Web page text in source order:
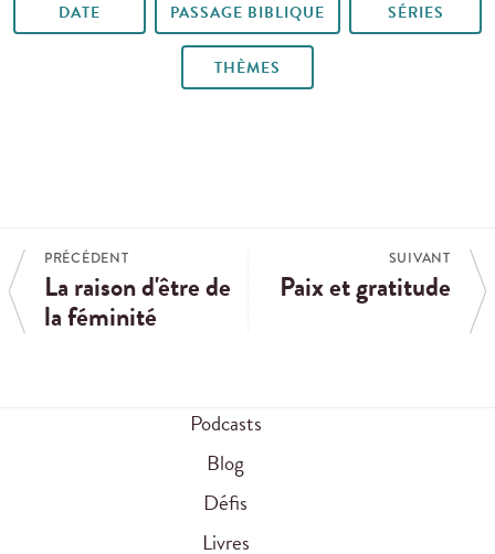
DATE PASSAGE BIBLIQUE SÉRIES
THÈMES
PRÉCÉDENT
La raison d'être de
la féminité
SUIVANT
Paix et gratitude
Podcasts
Blog
Défis
Livres